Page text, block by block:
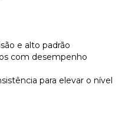
e alto padrão
com desempenho
para elevar o nível